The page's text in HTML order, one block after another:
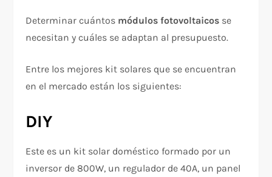
Determinar cuántos módulos fotovoltaicos se
necesitan y cuáles se adaptan al presupuesto.
Entre los mejores kit solares que se encuentran
en el mercado están los siguientes:
DIY
Este es un kit solar doméstico formado por un
inversor de 800W, un regulador de 40A, un panel